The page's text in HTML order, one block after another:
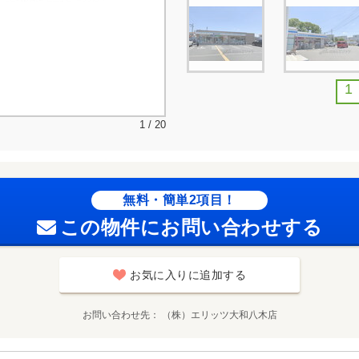
1 / 20
1
無料・簡単2項目！
この物件にお問い合わせする
お気に入りに追加する
お問い合わせ先 （株）エリッツ大和八木店